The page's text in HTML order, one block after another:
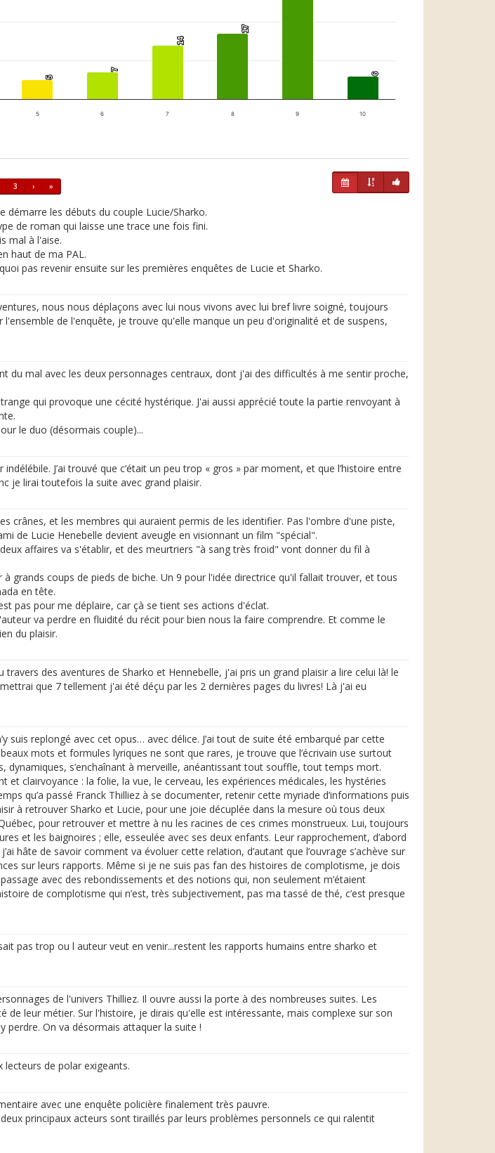
5
5
7
7
14
14
17
17
6
6
5 6 7 8 9 10
3 › »
les débuts du couple Lucie/Sharko.
de roman qui laisse une trace une fois fini.
mal à l'aise.
haut de ma PAL.
pas revenir ensuite sur les premières enquêtes de Lucie et Sharko.
nous nous déplaçons avec lui nous vivons avec lui bref livre soigné, toujours
de l'enquête, je trouve qu'elle manque un peu d'originalité et de suspens,
du mal avec les deux personnages centraux, dont j'ai des difficultés à me sentir proche,
qui provoque une cécité hystérique. J'ai aussi apprécié toute la partie renvoyant à
le duo (désormais couple)...
J’ai trouvé que c’était un peu trop « gros » par moment, et que l’histoire entre
je lirai toutefois la suite avec grand plaisir.
crânes, et les membres qui auraient permis de les identifier. Pas l'ombre d'une piste,
de Lucie Henebelle devient aveugle en visionnant un film "spécial".
affaires va s'établir, et des meurtriers "à sang très froid" vont donner du fil à
grands coups de pieds de biche. Un 9 pour l'idée directrice qu'il fallait trouver, et tous
en tête.
pas pour me déplaire, car çà se tient ses actions d'éclat.
va perdre en fluidité du récit pour bien nous la faire comprendre. Et comme le
du plaisir.
des aventures de Sharko et Hennebelle, j'ai pris un grand plaisir a lire celui là! le
que 7 tellement j'ai été déçu par les 2 dernières pages du livres! Là j'ai eu
suis replongé avec cet opus… avec délice. J’ai tout de suite été embarqué par cette
mots et formules lyriques ne sont que rares, je trouve que l’écrivain use surtout
s’enchaînant à merveille, anéantissant tout souffle, tout temps mort.
clairvoyance : la folie, la vue, le cerveau, les expériences médicales, les hystéries
qu’a passé Franck Thilliez à se documenter, retenir cette myriade d’informations puis
à retrouver Sharko et Lucie, pour une joie décuplée dans la mesure où tous deux
pour retrouver et mettre à nu les racines de ces crimes monstrueux. Lui, toujours
et les baignoires ; elle, esseulée avec ses deux enfants. Leur rapprochement, d’abord
hâte de savoir comment va évoluer cette relation, d’autant que l’ouvrage s’achève sur
sur leurs rapports. Même si je ne suis pas fan des histoires de complotisme, je dois
avec des rebondissements et des notions qui, non seulement m’étaient
de complotisme qui n’est, très subjectivement, pas ma tassé de thé, c’est presque
pas trop ou l auteur veut en venir...restent les rapports humains entre sharko et
de l'univers Thilliez. Il ouvre aussi la porte à des nombreuses suites. Les
leur métier. Sur l'histoire, je dirais qu'elle est intéressante, mais complexe sur son
On va désormais attaquer la suite !
de polar exigeants.
avec une enquête policière finalement très pauvre.
principaux acteurs sont tiraillés par leurs problèmes personnels ce qui ralentit